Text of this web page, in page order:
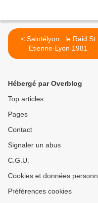
< Saintélyon : le Raid St
Etienne-Lyon 1981
Hébergé par Overblog
Top articles
Pages
Contact
Signaler un abus
C.G.U.
Cookies et données
Préférences cookies